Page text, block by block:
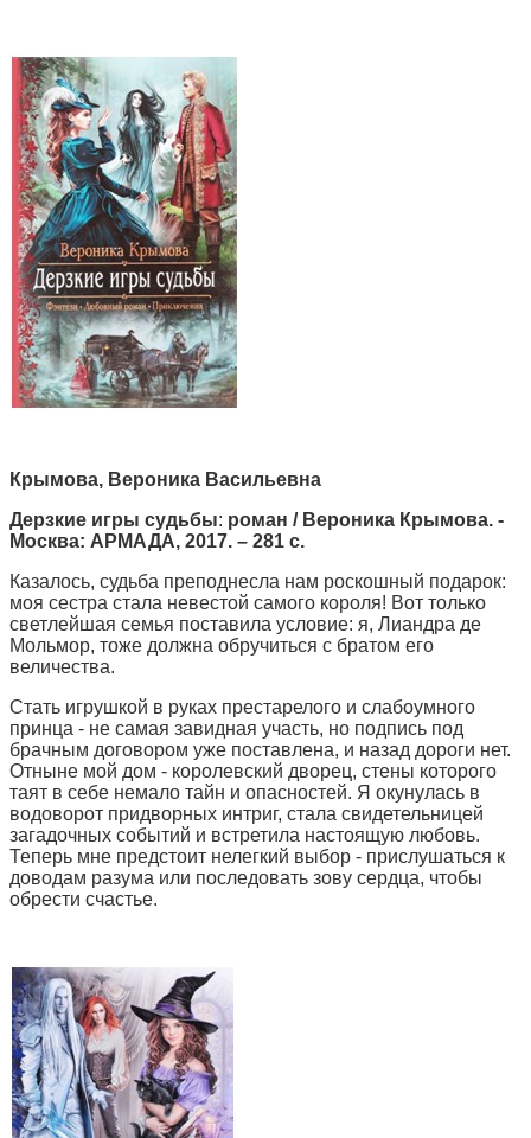
Крымова, Вероника Васильевна
Дерзкие игры судьбы: роман / Вероника Крымова. -
Москва: АРМАДА, 2017. – 281 с.
Казалось, судьба преподнесла нам роскошный подарок:
моя сестра стала невестой самого короля! Вот только
светлейшая семья поставила условие: я, Лиандра де
Мольмор, тоже должна обручиться с братом его
величества.
Стать игрушкой в руках престарелого и слабоумного
принца - не самая завидная участь, но подпись под
брачным договором уже поставлена, и назад дороги нет.
Отныне мой дом - королевский дворец, стены которого
таят в себе немало тайн и опасностей. Я окунулась в
водоворот придворных интриг, стала свидетельницей
загадочных событий и встретила настоящую любовь.
Теперь мне предстоит нелегкий выбор - прислушаться к
доводам разума или последовать зову сердца, чтобы
обрести счастье.